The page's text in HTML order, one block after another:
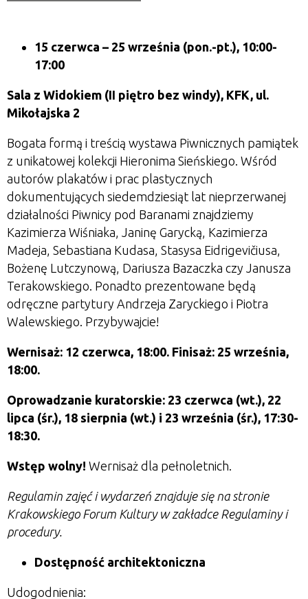
15 czerwca – 25 września (pon.-pt.), 10:00-
17:00
Sala z Widokiem (II piętro bez windy), KFK, ul.
Mikołajska 2
Bogata formą i treścią wystawa Piwnicznych pamiątek
z unikatowej kolekcji Hieronima Sieńskiego. Wśród
autorów plakatów i prac plastycznych
dokumentujących siedemdziesiąt lat nieprzerwanej
działalności Piwnicy pod Baranami znajdziemy
Kazimierza Wiśniaka, Janinę Garycką, Kazimierza
Madeja, Sebastiana Kudasa, Stasysa Eidrigevičiusa,
Bożenę Lutczynową, Dariusza Bazaczka czy Janusza
Terakowskiego. Ponadto prezentowane będą
odręczne partytury Andrzeja Zaryckiego i Piotra
Walewskiego. Przybywajcie!
Wernisaż: 12 czerwca, 18:00. Finisaż: 25 września,
18:00.
Oprowadzanie kuratorskie: 23 czerwca (wt.), 22
lipca (śr.), 18 sierpnia (wt.) i 23 września (śr.), 17:30-
18:30.
Wstęp wolny! Wernisaż dla pełnoletnich.
Regulamin zajęć i wydarzeń znajduje się na stronie
Krakowskiego Forum Kultury w zakładce Regulaminy i
procedury.
Dostępność architektoniczna
Udogodnienia: